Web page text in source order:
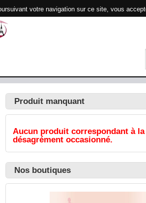
votre navigation sur ce site, vous
Produit manquant
Aucun produit correspondant à
désagrément occasionné.
Nos boutiques